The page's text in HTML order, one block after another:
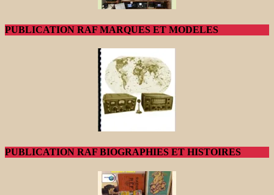
PUBLICATION RAF MARQUES ET MODELES
PUBLICATION RAF BIOGRAPHIES ET HISTOIRES